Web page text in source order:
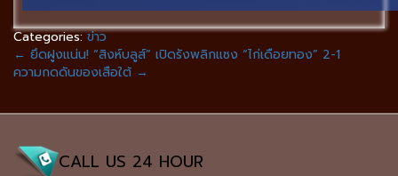
Categories:ข่าว
← ยึดฝูงแน่น! “สิงห์บลูส์” เปิดรังพลิกแซง “ไก่เดือยทอง” 2-1
ความกดดันของเสือใต้ →
CALL US 24 HOUR